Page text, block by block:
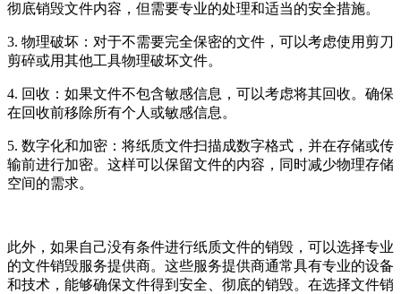
彻底销毁文件内容，但需要专业的处理和适当的安全措施。
3. 物理破坏：对于不需要完全保密的文件，可以考虑使用剪刀
剪碎或用其他工具物理破坏文件。
4. 回收：如果文件不包含敏感信息，可以考虑将其回收。确保
在回收前移除所有个人或敏感信息。
5. 数字化和加密：将纸质文件扫描成数字格式，并在存储或传
输前进行加密。这样可以保留文件的内容，同时减少物理存储
空间的需求。
此外，如果自己没有条件进行纸质文件的销毁，可以选择专业
的文件销毁服务提供商。这些服务提供商通常具有专业的设备
和技术，能够确保文件得到安全、彻底的销毁。在选择文件销